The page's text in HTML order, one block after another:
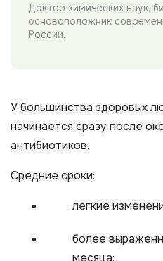
Доктор химических наук,
основоположник
России.
У большинства здоровых
начинается сразу после
антибиотиков.
Средние сроки:
легкие
более
месяца;